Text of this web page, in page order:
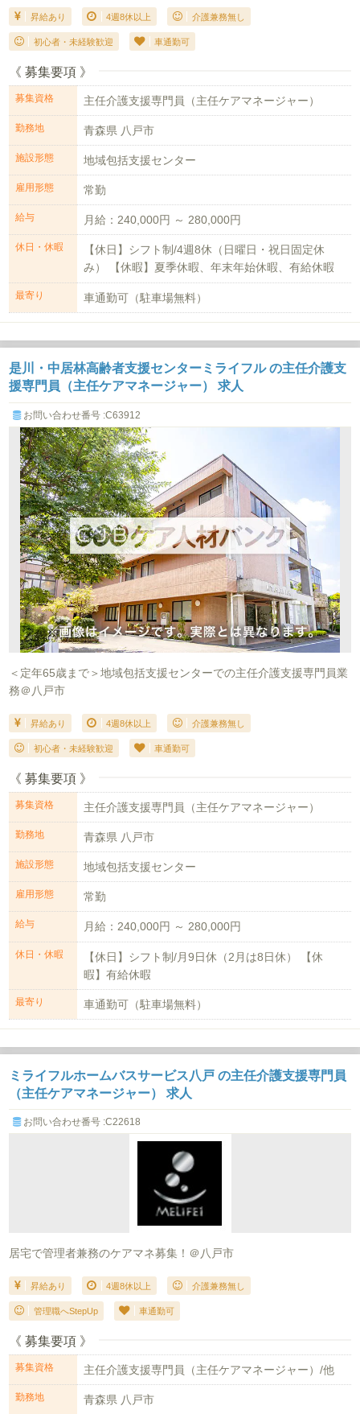
昇給あり 4週8休以上 介護兼務無し
初心者・未経験歓迎 車通勤可
《 募集要項 》
募集資格 主任介護支援専門員（主任ケアマネージャー）
勤務地 青森県 八戸市
施設形態 地域包括支援センター
雇用形態 常勤
給与 月給：240,000円 ～ 280,000円
休日・休暇
【休日】シフト制/4週8休（日曜日・祝日固定休
み） 【休暇】夏季休暇、年末年始休暇、有給休暇
最寄り 車通勤可（駐車場無料）
是川・中居林高齢者支援センターミライフル の主任介護支
援専門員（主任ケアマネージャー） 求人
お問い合わせ番号 :C63912
＜定年65歳まで＞地域包括支援センターでの主任介護支援専門員業
務＠八戸市
昇給あり 4週8休以上 介護兼務無し
初心者・未経験歓迎 車通勤可
《 募集要項 》
募集資格 主任介護支援専門員（主任ケアマネージャー）
勤務地 青森県 八戸市
施設形態 地域包括支援センター
雇用形態 常勤
給与 月給：240,000円 ～ 280,000円
休日・休暇
【休日】シフト制/月9日休（2月は8日休） 【休
暇】有給休暇
最寄り 車通勤可（駐車場無料）
ミライフルホームバスサービス八戸 の主任介護支援専門員
（主任ケアマネージャー） 求人
お問い合わせ番号 :C22618
居宅で管理者兼務のケアマネ募集！＠八戸市
昇給あり 4週8休以上 介護兼務無し
管理職へStepUp 車通勤可
《 募集要項 》
募集資格 主任介護支援専門員（主任ケアマネージャー）/他
勤務地 青森県 八戸市